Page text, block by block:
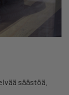
säästöä.